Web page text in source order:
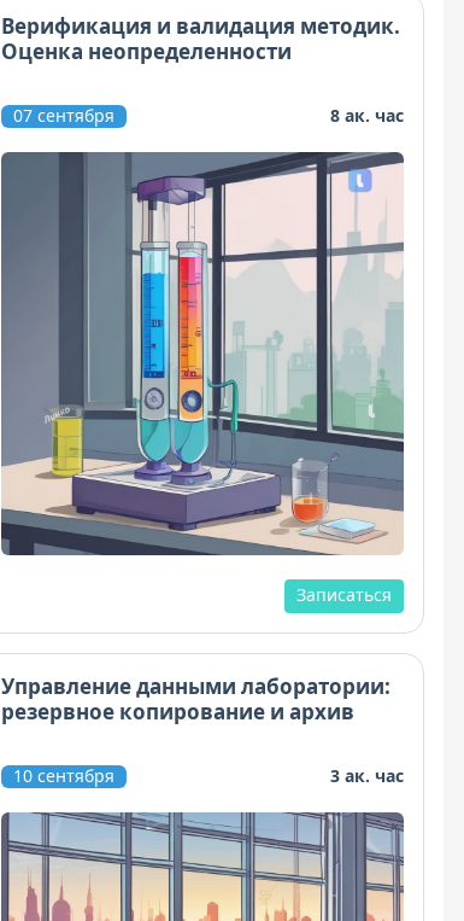
Верификация и валидация методик.
Оценка неопределенности
07 сентября 8 ак. час
Записаться
Управление данными лаборатории:
резервное копирование и архив
10 сентября 3 ак. час